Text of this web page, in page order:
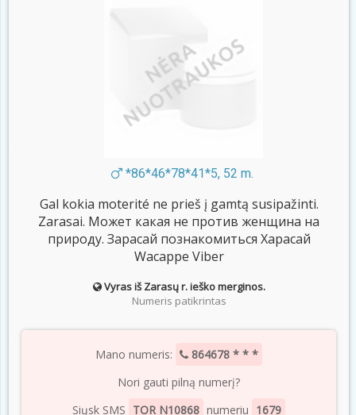
*86*46*78*41*5, 52 m.
Gal kokia moterité ne prieš į gamtą susipažinti.
Zarasai. Может какая не против женщина на
природу. Зарасай познакомиться Харасай
Wacappe Viber
Vyras iš Zarasų r. ieško merginos.
Numeris patikrintas
Mano numeris:
864678 * * *
Nori gauti pilną numerį?
Siųsk SMS TOR N10868 numeriu 1679